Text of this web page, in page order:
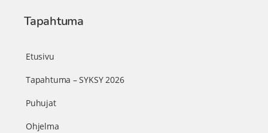
Tapahtuma
Etusivu
Tapahtuma – SYKSY 2026
Puhujat
Ohjelma